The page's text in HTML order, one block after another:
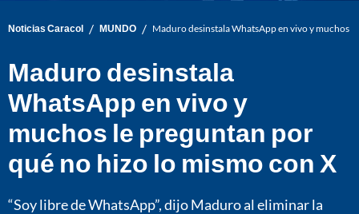
Noticias Caracol / MUNDO / Maduro desinstala WhatsApp en vivo y muchos
Maduro desinstala
WhatsApp en vivo y
muchos le preguntan por
qué no hizo lo mismo con X
“Soy libre de WhatsApp”, dijo Maduro al eliminar la